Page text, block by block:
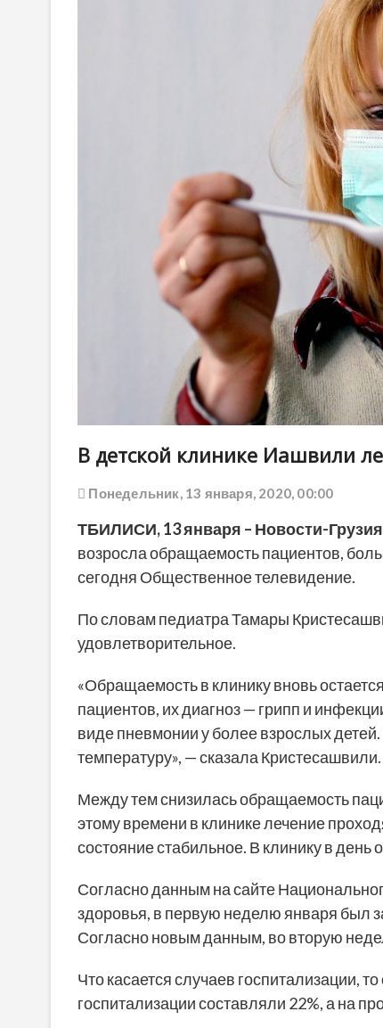
В детской клинике Иашвили
Понедельник, 13 января, 2020, 00:00
ТБИЛИСИ,13 января – Новости-Грузия
возросла обращаемость пациентов,
сегодня Общественное телевидение.
По словам педиатра Тамары
удовлетворительное.
«Обращаемость в клинику вновь
пациентов, их диагноз — грипп и
виде пневмонии у более взрослых
температуру», — сказала Кристесашвили.
Между тем снизилась обращаемость
этому времени в клинике лечение
состояние стабильное. В клинику в
Согласно данным на сайте
здоровья, в первую неделю января был
Согласно новым данным, во вторую
Что касается случаев госпитализации,
госпитализации составляли 22%, а на